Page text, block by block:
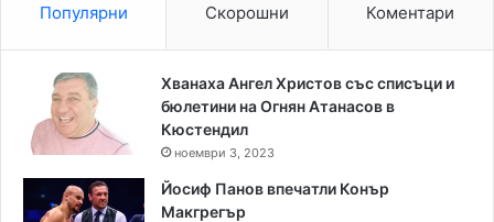
Популярни Скорошни Коментари
Хванаха Ангел Христов със списъци и
бюлетини на Огнян Атанасов в
Кюстендил
ноември 3, 2023
Йосиф Панов впечатли Конър
Макгрегър